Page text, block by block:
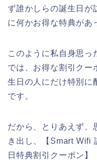
ず誰かしらの誕生日が
に何かお得な特典があ
このように私自身思っ
では、お得な割引クー
生日の人にだけ特別に
です。
だから、とりあえず、
き出し、【Smart Wifi
日特典割引クーポン